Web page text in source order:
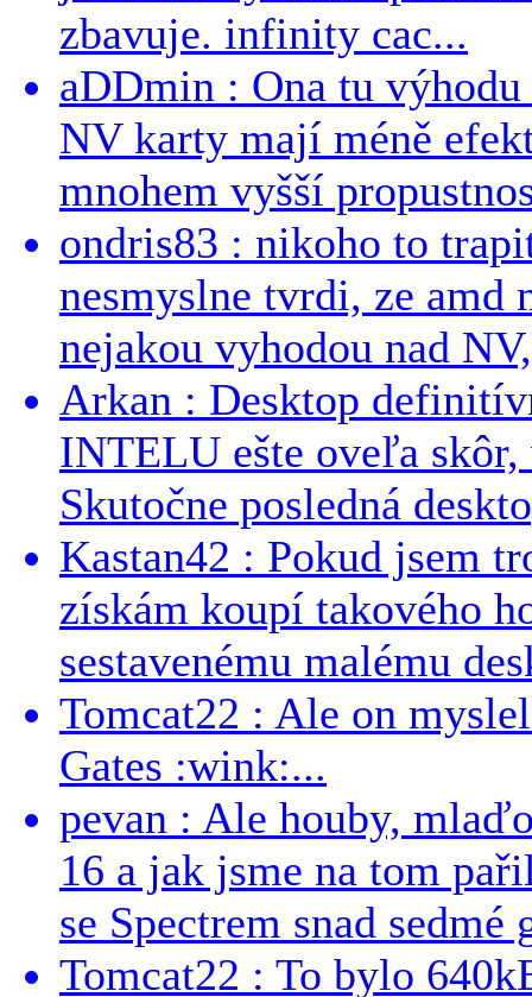
zbavuje. infinity cac...
aDDmin : Ona tu
NV karty mají méně
mnohem vyšší
ondris83 : nikoho to
nesmyslne tvrdi, ze
nejakou vyhodou nad
Arkan : Desktop
INTELU ešte oveľa
Skutočne posledná
Kastan42 : Pokud jsem
získám koupí takového
sestavenému malému
Tomcat22 : Ale on
Gates :wink:...
pevan : Ale houby,
16 a jak jsme na tom
se Spectrem snad sedmé
Tomcat22 : To bylo